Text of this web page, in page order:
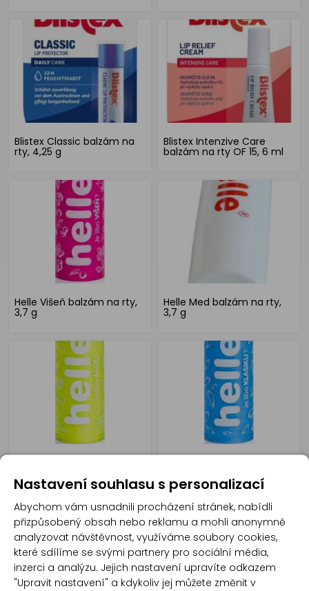
Blistex Classic balzám na
rty, 4,25 g
Blistex Intenzive Care
balzám na rty OF 15, 6 ml
Helle Višeň balzám na rty,
3,7 g
Helle Med balzám na rty,
3,7 g
Nastavení souhlasu s personalizací
Abychom vám usnadnili procházení stránek, nabídli
přizpůsobený obsah nebo reklamu a mohli anonymně
analyzovat návštěvnost, využíváme soubory cookies,
které sdílíme se svými partnery pro sociální média,
inzerci a analýzu. Jejich nastavení upravíte odkazem
"Upravit nastavení" a kdykoliv jej můžete změnit v